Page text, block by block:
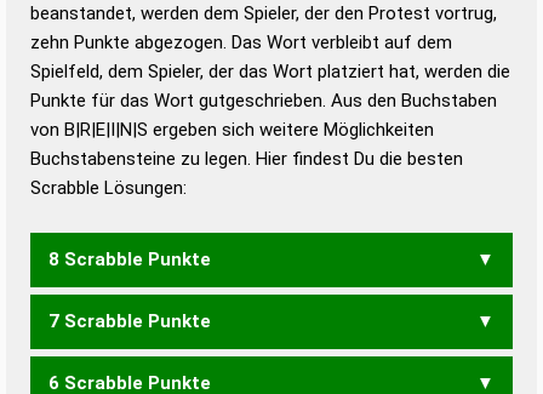
Duden – Standardwerk in 12 Bänden
Duden – Richtiges und gutes
Deutsch
Duden – Die deutsche Grammatik
Duden – Deutsches
beanstandet, werden dem Spieler, der den Protest vortrug,
zehn Punkte abgezogen. Das Wort verbleibt auf dem
Spielfeld, dem Spieler, der das Wort platziert hat, werden die
Punkte für das Wort gutgeschrieben. Aus den Buchstaben
von B|R|E|I|N|S ergeben sich weitere Möglichkeiten
Buchstabensteine zu legen. Hier findest Du die besten
Scrabble Lösungen:
8 Scrabble Punkte
BRISEN SERBIN
7 Scrabble Punkte
BEINS BERNS BIENS
6 Scrabble Punkte